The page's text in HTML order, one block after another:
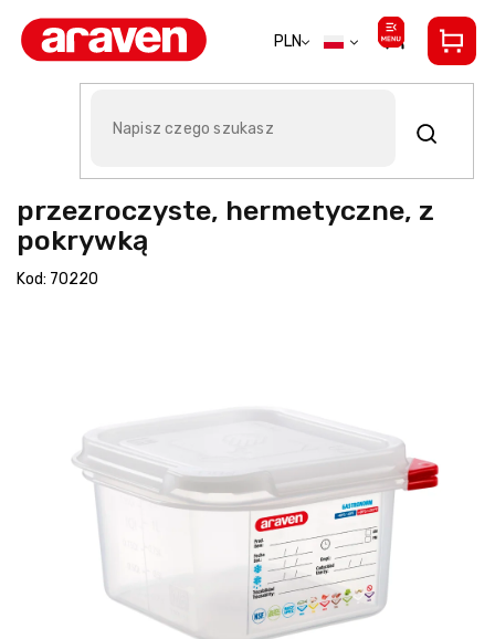
treści
PLN
Araven PP GN1/6 100 mm 1,7 l
przezroczyste, hermetyczne, z
pokrywką
Kod: 70220